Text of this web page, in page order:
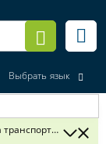
Выбрать язык
и